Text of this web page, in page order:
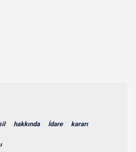
hakkında İdare kararı